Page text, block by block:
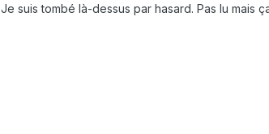
Je suis tombé là-dessus par hasard. Pas lu mais